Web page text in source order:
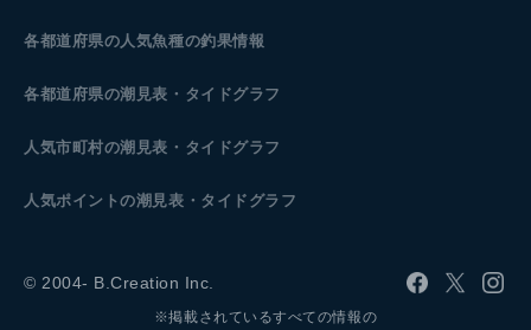
各都道府県の人気魚種の釣果情報
各都道府県の潮見表 ・タイドグラフ
人気市町村の潮見表・タイドグラフ
人気ポイントの潮見表・タイドグラフ
© 2004- B.Creation Inc.
※掲載されているすべての情報の